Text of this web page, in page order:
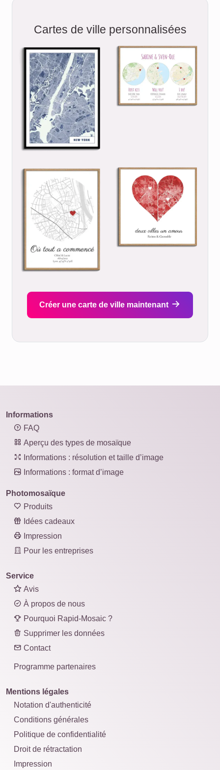
Cartes de ville personnalisées
Créer une carte de ville maintenant
Informations
FAQ
Aperçu des types de mosaïque
Informations : résolution et taille d’image
Informations : format d’image
Photomosaïque
Produits
Idées cadeaux
Impression
Pour les entreprises
Service
Avis
À propos de nous
Pourquoi Rapid-Mosaic ?
Supprimer les données
Contact
Programme partenaires
Mentions légales
Notation d'authenticité
Conditions générales
Politique de confidentialité
Droit de rétractation
Impression